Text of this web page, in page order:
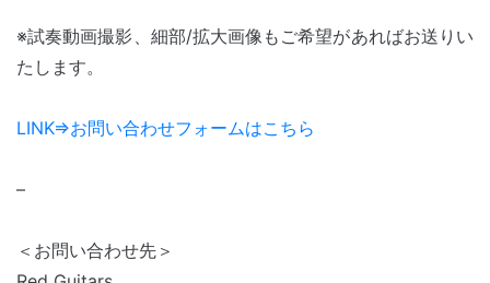
※試奏動画撮影、細部/拡大画像もご希望があればお送りい
たします。
LINK⇒お問い合わせフォームはこちら
–
＜お問い合わせ先＞